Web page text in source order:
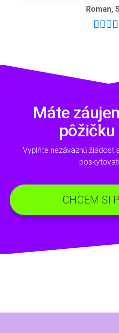
Roman,

Máte
pôžičku
Vyplňte nezáväznú žiadosť
CHCEM SI